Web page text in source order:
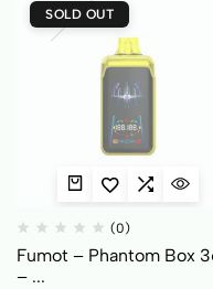
SOLD OUT
(0)
Fumot – Phantom Box
– ...